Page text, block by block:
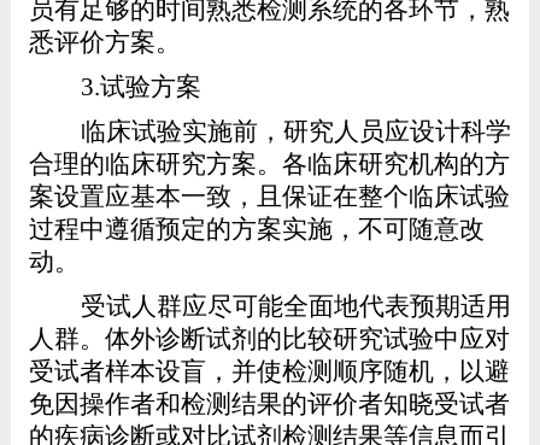
员有足够的时间熟悉检测系统的各环节，熟
悉评价方案。
3.试验方案
临床试验实施前，研究人员应设计科学
合理的临床研究方案。各临床研究机构的方
案设置应基本一致，且保证在整个临床试验
过程中遵循预定的方案实施，不可随意改
动。
受试人群应尽可能全面地代表预期适用
人群。体外诊断试剂的比较研究试验中应对
受试者样本设盲，并使检测顺序随机，以避
免因操作者和检测结果的评价者知晓受试者
的疾病诊断或对比试剂检测结果等信息而引